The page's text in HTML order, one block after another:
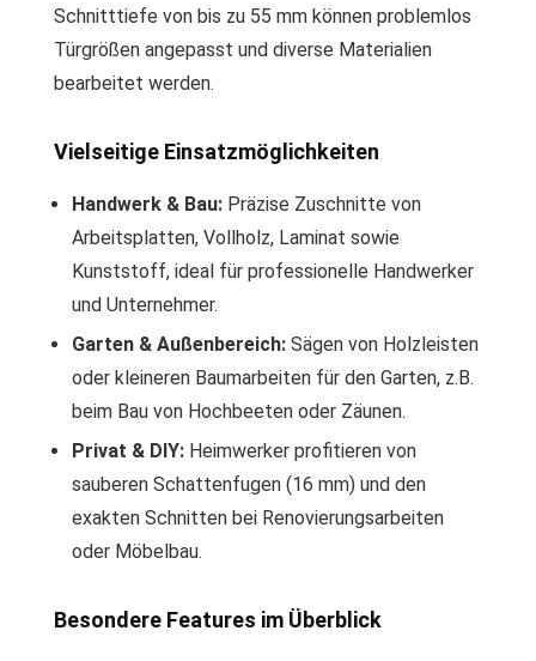
Schnitttiefe von bis zu 55 mm können problemlos
Türgrößen angepasst und diverse Materialien
bearbeitet werden.
Vielseitige Einsatzmöglichkeiten
Handwerk & Bau: Präzise Zuschnitte von
Arbeitsplatten, Vollholz, Laminat sowie
Kunststoff, ideal für professionelle Handwerker
und Unternehmer.
Garten & Außenbereich: Sägen von Holzleisten
oder kleineren Baumarbeiten für den Garten, z.B.
beim Bau von Hochbeeten oder Zäunen.
Privat & DIY: Heimwerker profitieren von
sauberen Schattenfugen (16 mm) und den
exakten Schnitten bei Renovierungsarbeiten
oder Möbelbau.
Besondere Features im Überblick